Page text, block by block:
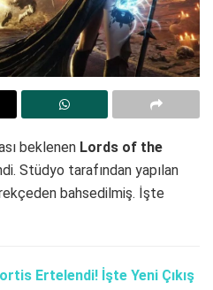
beklenen Lords of the
Stüdyo tarafından yapılan
bahsedilmiş. İşte
Ertelendi! İşte Yeni Çıkış